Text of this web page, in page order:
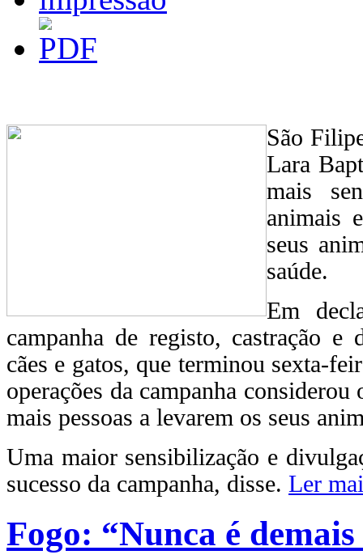
São
Lara
mais
animais
seus
saúde.
Em
campanha de registo, castração e
cães e gatos, que terminou sexta-
operações da campanha
mais pessoas a levarem os seus
Uma maior sensibilização e
sucesso da campanha, disse. Ler
Fogo: “Nunca é